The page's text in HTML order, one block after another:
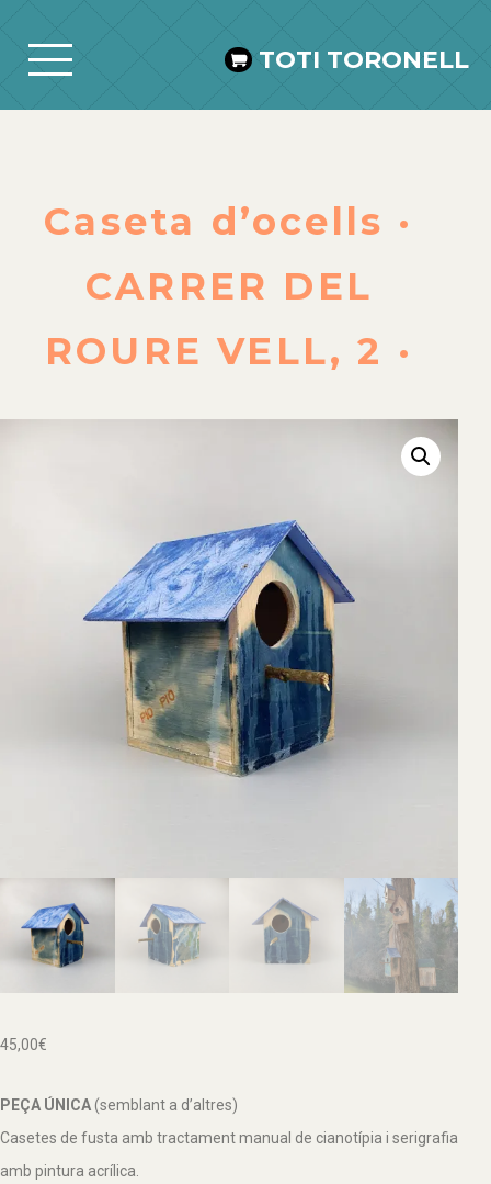
TOTI TORONELL
Caseta d’ocells ·
CARRER DEL
ROURE VELL, 2 ·
45,00€
PEÇA ÚNICA(semblant a d’altres)
Casetes de fusta amb tractament manual de cianotípia i serigrafia
amb pintura acrílica.